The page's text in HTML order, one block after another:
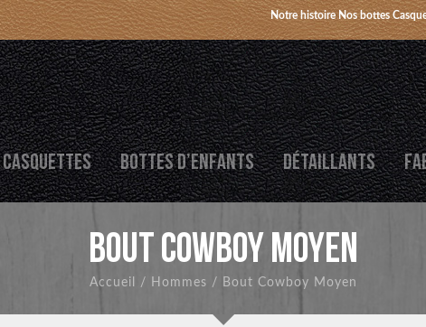
Notre histoire Nos bottes
CASQUETTES BOTTES D’ENFANTS DÉTAILLANTS
BOUT COWBOY MOYEN
Accueil / Hommes / Bout Cowboy Moyen